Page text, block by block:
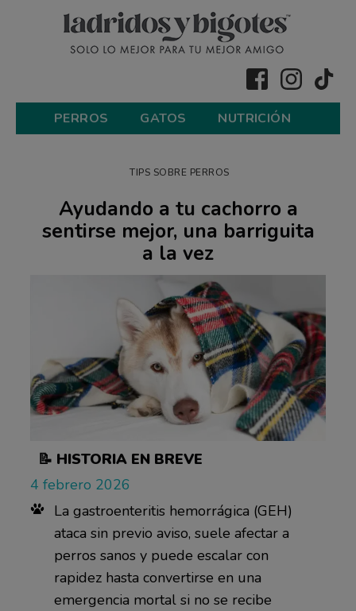
PERROS GATOS NUTRICIÓN
TIPS SOBRE PERROS
Ayudando a tu cachorro a
sentirse mejor, una barriguita
a la vez
4 febrero 2026
📝 HISTORIA EN BREVE
La gastroenteritis hemorrágica (GEH)
ataca sin previo aviso, suele afectar a
perros sanos y puede escalar con
rapidez hasta convertirse en una
emergencia mortal si no se recibe